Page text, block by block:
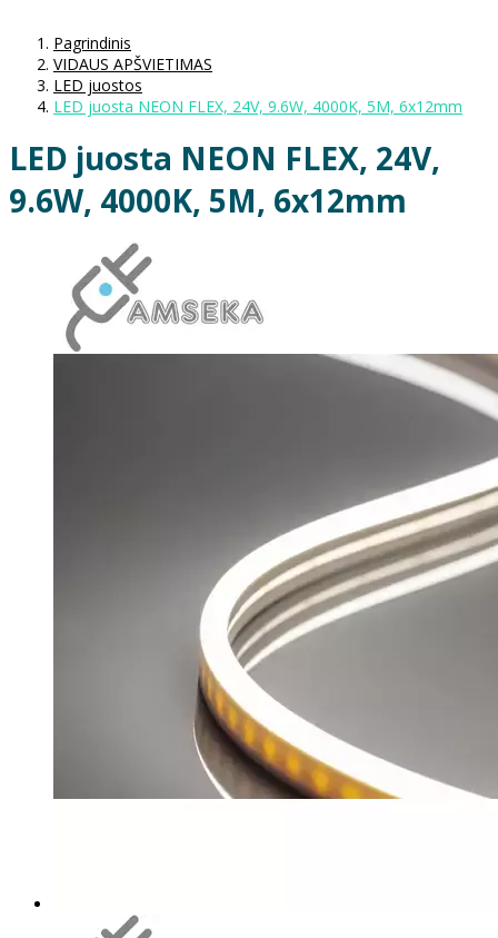
Pagrindinis
VIDAUS APŠVIETIMAS
LED juostos
LED juosta NEON FLEX, 24V, 9.6W, 4000K, 5M, 6x12mm
LED juosta NEON FLEX, 24V,
9.6W, 4000K, 5M, 6x12mm